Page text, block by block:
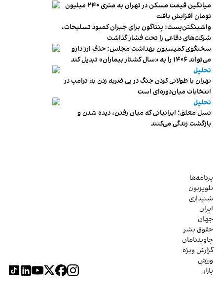
میانگین قیمت مسکن در تهران به متری ۲۴۰ میلیون
تومان افزایش یافت
واشینگتن‌پست: پنتاگون برای جبران کمبود تسلیحات،
شرکت‌های دفاعی را تحت فشار گذاشت
سخنگوی کمیسیون بهداشت مجلس: حذف ارز دارو
می‌تواند ۱۴۰۶ را به «سال کشتار بیماران» تبدیل کند
تحلیل
تهران با طولانی کردن جنگ در پی ضربه زدن به ترامپ در
انتخابات میان‌دوره‌ای است
تحلیل
نسل معلق؛ ایرانیانی که میان رفتن، دیده شدن و
بازگشت زندگی می‌کنند
برنامه‌ها
تلویزیون
شنیداری
ایران
جهان
حقوق بشر
جاویدنامان
گزارش ویژه
ورزش
بازار